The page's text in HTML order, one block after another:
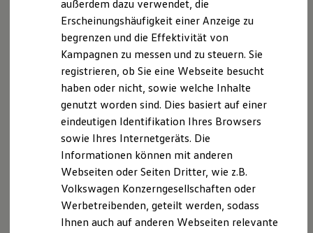
Ersatzteile und Betriebsflüssigkeiten
Original Zubehör und Lifestyle Produkte
myVolkswagen
myVolkswagen Business
Elektrisch & Autonom
Elektro - & Hybridfahrzeuge
Unser Ansatz
Klimafreundlicher Strom
Reichweite & Ladelösungen
Reichweitensimulator
Ladezeitensimulator
Ladelösungen für Privatkunden
Ladelösungen für Gewerbekunden
Wallbox und Ladekabel
Förderung & Kosten der Elektrofahrzeuge
Fördermöglichkeiten für Privatkunden
Fördermöglichkeiten für Gewerbekunden
Inhaltlich verantwortliche gem. § 55 Abs. 2 RStV
Franziska Beck, Landshuter Str. 9, 84137 Vilsbiburg
Hinweis gem. § 36 Verbraucherstreitbeilegungsgesetz
Die Autohaus Ostermaier GmbH ist zur Teilnahme an
einem Streitbeilegungsverfahren vor einer
Verbraucherschlichtungsstelle nicht bereit und hierzu
auch nicht verpflichtet.
Datenschutzerklärung
außerdem dazu verwendet, die
Erscheinungshäufigkeit einer Anzeige zu
begrenzen und die Effektivität von
Kampagnen zu messen und zu steuern. Sie
registrieren, ob Sie eine Webseite besucht
haben oder nicht, sowie welche Inhalte
genutzt worden sind. Dies basiert auf einer
eindeutigen Identifikation Ihres Browsers
sowie Ihres Internetgeräts. Die
Informationen können mit anderen
Webseiten oder Seiten Dritter, wie z.B.
Volkswagen Konzerngesellschaften oder
Werbetreibenden, geteilt werden, sodass
Ihnen auch auf anderen Webseiten relevante